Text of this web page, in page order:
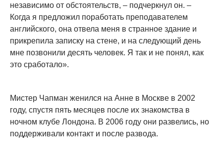
независимо от обстоятельств, – подчеркнул он. –
Когда я предложил поработать преподавателем
английского, она отвела меня в странное здание и
прикрепила записку на стене, и на следующий день
мне позвонили десять человек. Я так и не понял, как
это сработало».
Мистер Чапман женился на Анне в Москве в 2002
году, спустя пять месяцев после их знакомства в
ночном клубе Лондона. В 2006 году они развелись, но
поддерживали контакт и после развода.